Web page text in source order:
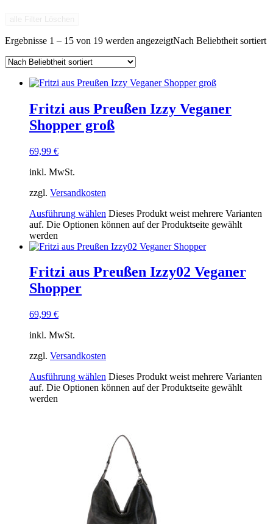
Ergebnisse 1 – 15 von 19 werden angezeigtNach Beliebtheit sortiert
Fritzi aus Preußen Izzy Veganer
Shopper groß
69,99 €
inkl. MwSt.
zzgl. Versandkosten
Ausführung wählen Dieses Produkt weist mehrere Varianten
auf. Die Optionen können auf der Produktseite gewählt
werden
Fritzi aus Preußen Izzy02 Veganer
Shopper
69,99 €
inkl. MwSt.
zzgl. Versandkosten
Ausführung wählen Dieses Produkt weist mehrere Varianten
auf. Die Optionen können auf der Produktseite gewählt
werden